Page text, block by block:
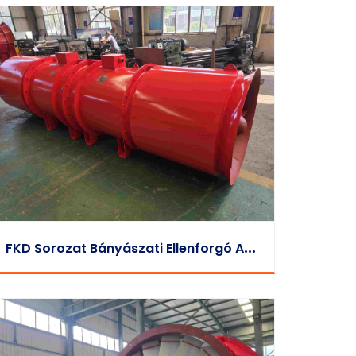
F
KD Sorozat Bányászati Ellenforgó Axiális Befúvó Helyi Ventilátor